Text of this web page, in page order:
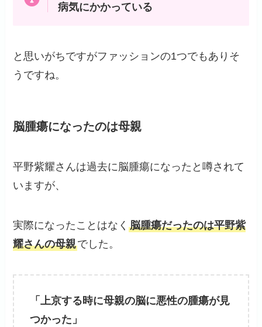
病気にかかっている
と思いがちですがファッションの1つでもありそ
うですね。
脳腫瘍になったのは母親
平野紫耀さんは過去に脳腫瘍になったと噂されて
いますが、
実際になったことはなく脳腫瘍だったのは平野紫
耀さんの母親でした。
「上京する時に母親の脳に悪性の腫瘍が見
つかった」